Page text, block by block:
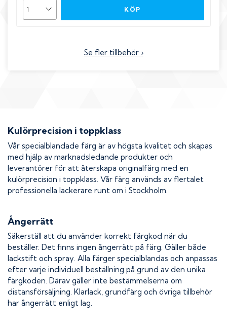
KÖP
Se fler tillbehör ›
Kulörprecision i toppklass
Vår specialblandade färg är av högsta kvalitet och skapas
med hjälp av marknadsledande produkter och
leverantörer för att återskapa originalfärg med en
kulörprecision i toppklass. Vår färg används av flertalet
professionella lackerare runt om i Stockholm.
Ångerrätt
Säkerställ att du använder korrekt färgkod när du
beställer. Det finns ingen ångerrätt på färg. Gäller både
lackstift och spray. Alla färger specialblandas och anpassas
efter varje individuell beställning på grund av den unika
färgkoden. Därav gäller inte bestämmelserna om
distansförsäljning. Klarlack, grundfärg och övriga tillbehör
har ångerrätt enligt lag.